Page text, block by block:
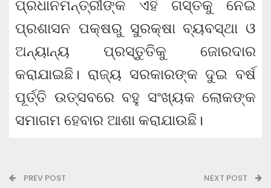
ପ୍ରଧାନମନ୍ତ୍ରୀଙ୍କ ଏହି ଗସ୍ତକୁ ନେଇ
ପ୍ରଶାସନ ପକ୍ଷରୁ ସୁରକ୍ଷା ବ୍ୟବସ୍ଥା ଓ
ଅନ୍ୟାନ୍ୟ ପ୍ରସ୍ତୁତିକୁ ଜୋରଦାର
କରାଯାଇଛି। ରାଜ୍ୟ ସରକାରଙ୍କ ଦୁଇ ବର୍ଷ
ପୂର୍ତ୍ତି ଉତ୍ସବରେ ବହୁ ସଂଖ୍ୟକ ଲୋକଙ୍କ
ସମାଗମ ହେବାର ଆଶା କରାଯାଉଛି।
PREV POST NEXT POST